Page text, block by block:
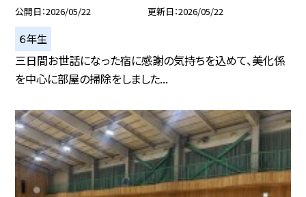
公開日 2026/05/22 更新日 2026/05/22
６年生
三日間お世話になった宿に感謝の気持ちを込めて、美化係
を中心に部屋の掃除をしました...